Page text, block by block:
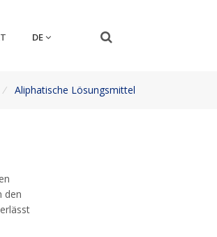
DE
/ Aliphatische Lösungsmittel
den